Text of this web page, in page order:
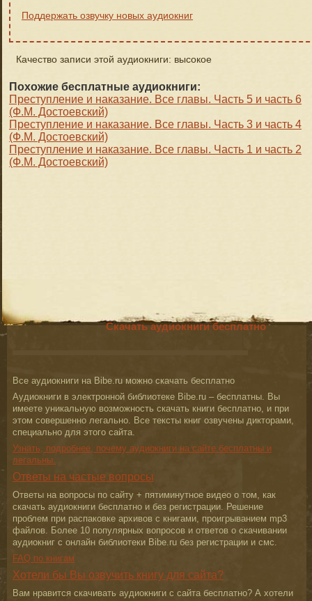
Поддержать озвучку новых аудиокниг
Качество записи этой аудиокниги: высокое
Похожие бесплатные аудиокниги:
Преступление и наказание. Все главы. Часть 5 и часть 6
(Ф.М. Достоевский)
Преступление и наказание. Все главы. Часть 3 и часть 4
(Ф.М. Достоевский)
Преступление и наказание. Все главы. Часть 1 и часть 2
(Ф.М. Достоевский)
Скачать аудиокниги бесплатно
Все аудиокниги на Bibe.ru можно скачать бесплатно
Аудиокниги в электронной библиотеке Bibe.ru – бесплатны. Вы
имеете уникальную возможность скачать книги бесплатно, и при
этом совершенно легально. Все тексты книг озвучены дикторами,
специально для этого сайта.
Узнать, подробнее, почему аудиокниги на сайте бесплатны и
легальны.
Ответы на частые вопросы
Ответы на вопросы по сайту + пятиминутное видео о том, как
скачать аудиокниги бесплатно и без регистрации. Решение
проблем при распаковке архивов с книгами, проигрыванием mp3
файлов. Более 10 популярных вопросов и ответов о скачивании
аудиокниг с онлайн библиотеки Bibe.ru без регистрации и смс.
FAQ по книгам
Хотели бы Вы озвучить книгу для сайта?
Вам нравится скачивать аудиокниги с сайта бесплатно? А хотели